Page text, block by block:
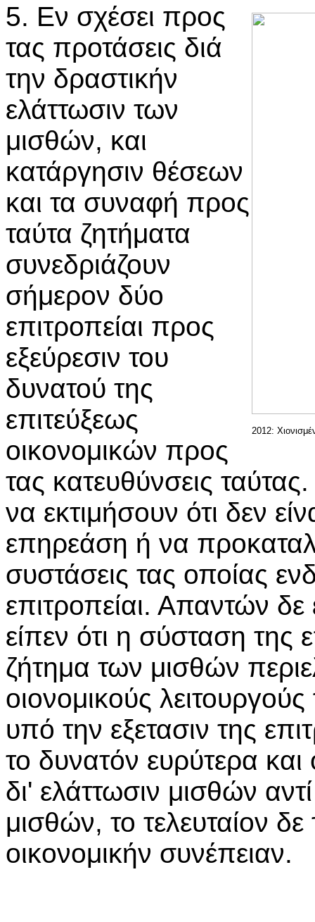
2012:
5. Εν σχέσει προς
τας προτάσεις διά
την δραστικήν
ελάττωσιν των
μισθών, και
κατάργησιν θέσεων
και τα συναφή προς
ταύτα ζητήματα
συνεδριάζουν
σήμερον δύο
επιτροπείαι προς
εξεύρεσιν του
δυνατού της
επιτεύξεως
οικονομικών προς
τας κατευθύνσεις ταύτας.
να εκτιμήσουν ότι δεν
επηρεάση ή να
συστάσεις τας οποίας
επιτροπείαι. Απαντών
είπεν ότι η σύσταση της
ζήτημα των μισθών
οιονομικούς
υπό την εξετασιν της
το δυνατόν ευρύτερα
δι' ελάττωσιν μισθών
μισθών, το τελευταίον
οικονομικήν συνέπειαν.